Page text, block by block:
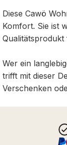
Diese Cawö
Komfort. Sie ist
Wer ein
trifft mit dieser
Verschenken